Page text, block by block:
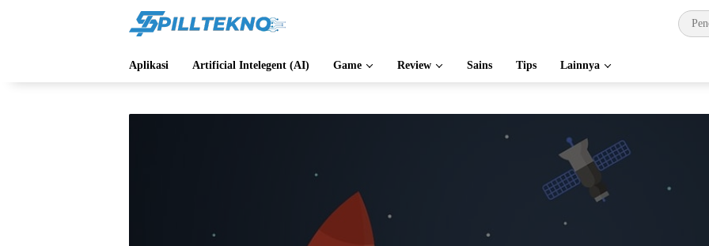
Aplikasi Artificial Intelegent (AI) Game Review Sains Tips Lainnya